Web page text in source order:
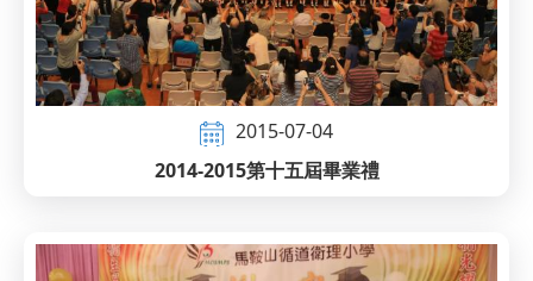
2015-07-04
2014-2015第十五屆畢業禮